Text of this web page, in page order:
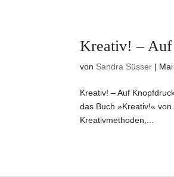
Kreativ! – Auf
von Sandra Süsser |
Kreativ! – Auf
das Buch »Kreativ!«
Kreativmethoden,...